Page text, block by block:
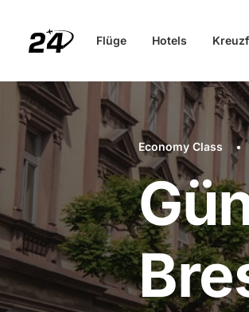
Flüge Hotels
Economy Class •